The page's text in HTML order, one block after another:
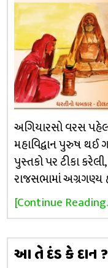
અગિયારસો વરસ પહેલાં
મહાવિદ્વાન પુરુષ થઈ
પુસ્તકો પર ટીકા
રાજસભામાં અગ્રગણ્ય
[Continue
આ તે દંડ કે દાન ?